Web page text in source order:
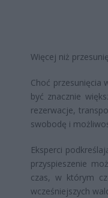
Więcej niż
Choć przesunięcia
być znacznie
rezerwacje,
swobodę i
Eksperci
przyspieszenie
czas, w którym
wcześniejszych